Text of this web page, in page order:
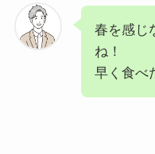
春を感じ
ね！
早く食べ